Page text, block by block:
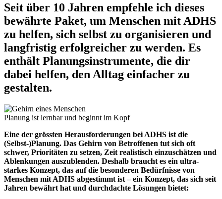
Seit über 10 Jahren empfehle ich dieses
bewährte Paket, um Menschen mit ADHS
zu helfen, sich selbst zu organisieren und
langfristig erfolgreicher zu werden. Es
enthält Planungsinstrumente, die dir
dabei helfen, den Alltag einfacher zu
gestalten.
Planung ist lernbar und beginnt im Kopf
Eine der grössten Herausforderungen bei ADHS ist die
(Selbst-)Planung. Das Gehirn von Betroffenen tut sich oft
schwer, Prioritäten zu setzen, Zeit realistisch einzuschätzen und
Ablenkungen auszublenden. Deshalb braucht es ein ultra-
starkes Konzept, das auf die besonderen Bedürfnisse von
Menschen mit ADHS abgestimmt ist – ein Konzept, das sich seit
Jahren bewährt hat und durchdachte Lösungen bietet: